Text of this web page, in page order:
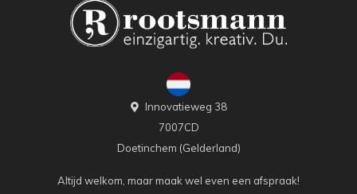
Innovatieweg 38
7007CD
Doetinchem (Gelderland)
Altijd welkom, maar maak wel even een afspraak!